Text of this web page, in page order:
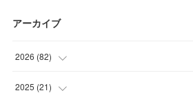
アーカイブ
2026 (82)
(13 )
2025 (21)